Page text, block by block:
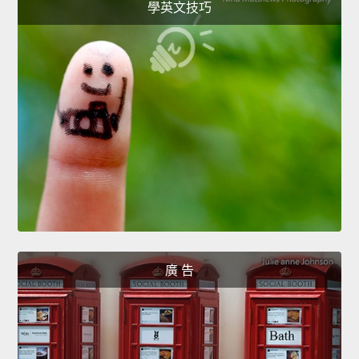
學英文技巧
廣 告